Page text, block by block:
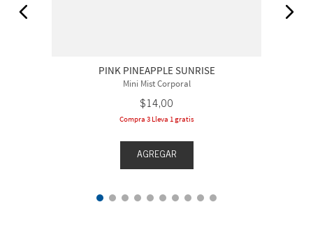
PINK PINEAPPLE SUNRISE
Mini Mist Corporal
$14,00
Compra 3 Lleva 1 gratis
AGREGAR